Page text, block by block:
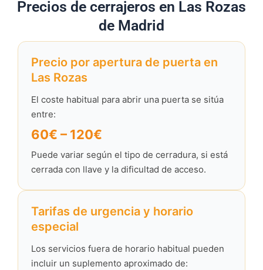
Precios de cerrajeros en Las Rozas
de Madrid
Precio por apertura de puerta en
Las Rozas
El coste habitual para abrir una puerta se sitúa
entre:
60€ – 120€
Puede variar según el tipo de cerradura, si está
cerrada con llave y la dificultad de acceso.
Tarifas de urgencia y horario
especial
Los servicios fuera de horario habitual pueden
incluir un suplemento aproximado de: